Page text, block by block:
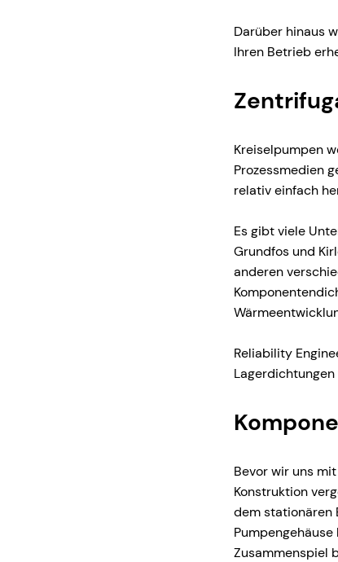
Darüber hinaus
Ihren Betrieb
Kreiselpumpen
Prozessmedien
relativ einfach
Es gibt viele
Grundfos und
anderen
Reliability
Bevor wir uns
Konstruktion
dem stationären
Zusammenspiel